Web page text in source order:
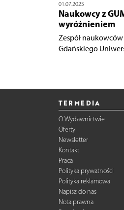
01.07.2025
Naukowcy z
wyróżnieniem
Zespół
Gdańskiego
TERMEDIA
O Wydawnictwie
Oferty
Newsletter
Kontakt
Praca
Polityka prywatności
Polityka reklamowa
Napisz do nas
Nota prawna